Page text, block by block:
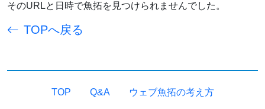
そのURLと日時で魚拓を見つけられませんでした。
TOPへ戻る
TOP Q&A ウェブ魚拓の考え方